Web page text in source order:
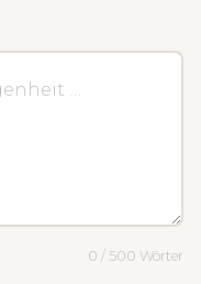
0 / 500 Wörter